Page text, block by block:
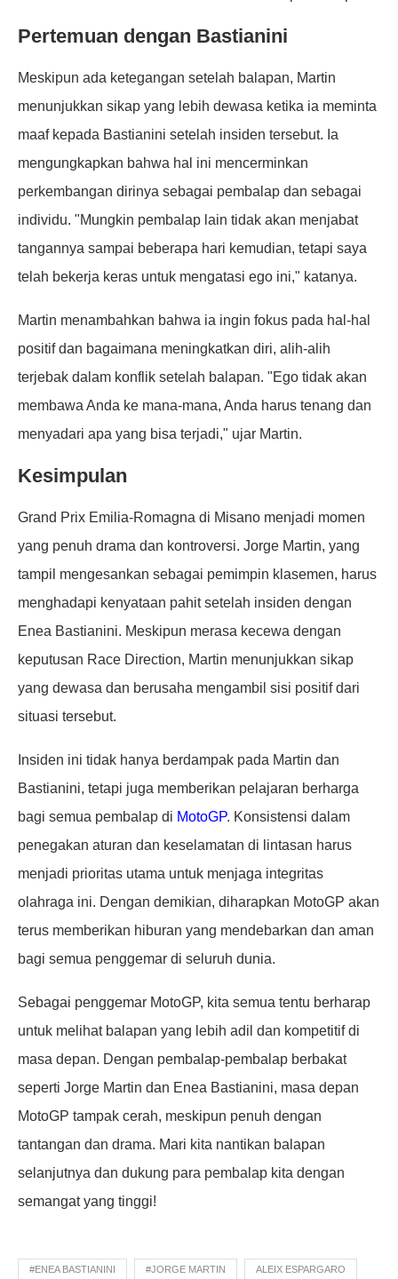
Pertemuan dengan Bastianini
Meskipun ada ketegangan setelah balapan, Martin
menunjukkan sikap yang lebih dewasa ketika ia meminta
maaf kepada Bastianini setelah insiden tersebut. Ia
mengungkapkan bahwa hal ini mencerminkan
perkembangan dirinya sebagai pembalap dan sebagai
individu. "Mungkin pembalap lain tidak akan menjabat
tangannya sampai beberapa hari kemudian, tetapi saya
telah bekerja keras untuk mengatasi ego ini," katanya.
Martin menambahkan bahwa ia ingin fokus pada hal-hal
positif dan bagaimana meningkatkan diri, alih-alih
terjebak dalam konflik setelah balapan. "Ego tidak akan
membawa Anda ke mana-mana, Anda harus tenang dan
menyadari apa yang bisa terjadi," ujar Martin.
Kesimpulan
Grand Prix Emilia-Romagna di Misano menjadi momen
yang penuh drama dan kontroversi. Jorge Martin, yang
tampil mengesankan sebagai pemimpin klasemen, harus
menghadapi kenyataan pahit setelah insiden dengan
Enea Bastianini. Meskipun merasa kecewa dengan
keputusan Race Direction, Martin menunjukkan sikap
yang dewasa dan berusaha mengambil sisi positif dari
situasi tersebut.
Insiden ini tidak hanya berdampak pada Martin dan
Bastianini, tetapi juga memberikan pelajaran berharga
bagi semua pembalap di MotoGP. Konsistensi dalam
penegakan aturan dan keselamatan di lintasan harus
menjadi prioritas utama untuk menjaga integritas
olahraga ini. Dengan demikian, diharapkan MotoGP akan
terus memberikan hiburan yang mendebarkan dan aman
bagi semua penggemar di seluruh dunia.
Sebagai penggemar MotoGP, kita semua tentu berharap
untuk melihat balapan yang lebih adil dan kompetitif di
masa depan. Dengan pembalap-pembalap berbakat
seperti Jorge Martin dan Enea Bastianini, masa depan
MotoGP tampak cerah, meskipun penuh dengan
tantangan dan drama. Mari kita nantikan balapan
selanjutnya dan dukung para pembalap kita dengan
semangat yang tinggi!
#ENEA BASTIANINI #JORGE MARTIN ALEIX ESPARGARO